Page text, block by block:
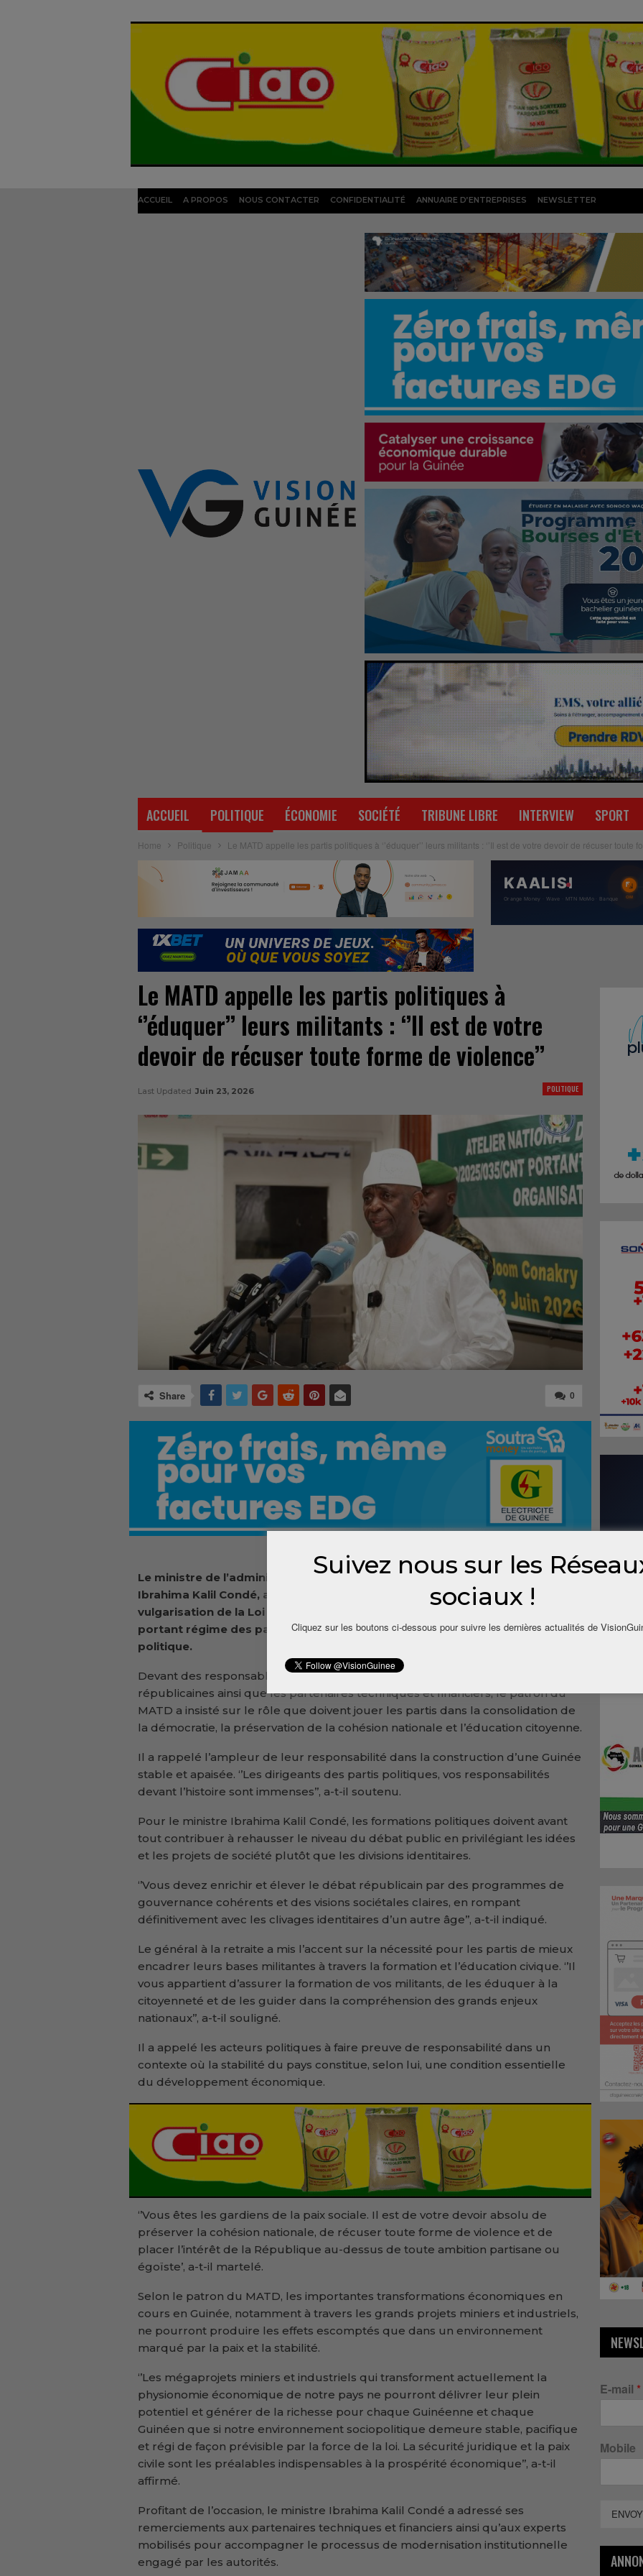
ACCUEIL A PROPOS NOUS CONTACTER CONFIDENTIALITÉ ANNUAIRE D’ENTREPRISES NEWSLETTER
ACCUEIL POLITIQUE ÉCONOMIE SOCIÉTÉ TRIBUNE LIBRE INTERVIEW SPORT
Home Politique Le MATD appelle les partis politiques à ‘’éduquer’’ leurs militants : ‘’Il est de votre devoir de récuser toute
Le MATD appelle les partis politiques à
‘’éduquer’’ leurs militants : ‘’Il est de votre
devoir de récuser toute forme de violence’’
POLITIQUE
Last Updated Juin 23, 2026
0
Share
Le ministre de l’administration du territoire et de la décentralisation,
Ibrahima Kalil Condé, a pris part ce lundi 22 juin à l’atelier national de
vulgarisation de la Loi organique L/2025/035/CNT du 21 novembre 2025
portant régime des partis politiques et autres organisations à caractère
politique.
Devant des responsables de formations politiques, représentants d’institutions
républicaines ainsi que les partenaires techniques et financiers, le patron du
MATD a insisté sur le rôle que doivent jouer les partis dans la consolidation de
la démocratie, la préservation de la cohésion nationale et l’éducation citoyenne.
Il a rappelé l’ampleur de leur responsabilité dans la construction d’une Guinée
stable et apaisée. ‘’Les dirigeants des partis politiques, vos responsabilités
devant l’histoire sont immenses’’, a-t-il soutenu.
Pour le ministre Ibrahima Kalil Condé, les formations politiques doivent avant
tout contribuer à rehausser le niveau du débat public en privilégiant les idées
et les projets de société plutôt que les divisions identitaires.
‘’Vous devez enrichir et élever le débat républicain par des programmes de
gouvernance cohérents et des visions sociétales claires, en rompant
définitivement avec les clivages identitaires d’un autre âge’’, a-t-il indiqué.
Le général à la retraite a mis l’accent sur la nécessité pour les partis de mieux
encadrer leurs bases militantes à travers la formation et l’éducation civique. ‘’Il
vous appartient d’assurer la formation de vos militants, de les éduquer à la
citoyenneté et de les guider dans la compréhension des grands enjeux
nationaux’’, a-t-il souligné.
Il a appelé les acteurs politiques à faire preuve de responsabilité dans un
contexte où la stabilité du pays constitue, selon lui, une condition essentielle
du développement économique.
‘’Vous êtes les gardiens de la paix sociale. Il est de votre devoir absolu de
préserver la cohésion nationale, de récuser toute forme de violence et de
placer l’intérêt de la République au-dessus de toute ambition partisane ou
égoïste’, a-t-il martelé.
Selon le patron du MATD, les importantes transformations économiques en
cours en Guinée, notamment à travers les grands projets miniers et industriels,
ne pourront produire les effets escomptés que dans un environnement
marqué par la paix et la stabilité.
‘’Les mégaprojets miniers et industriels qui transforment actuellement la
physionomie économique de notre pays ne pourront délivrer leur plein
potentiel et générer de la richesse pour chaque Guinéenne et chaque
Guinéen que si notre environnement sociopolitique demeure stable, pacifique
et régi de façon prévisible par la force de la loi. La sécurité juridique et la paix
civile sont les préalables indispensables à la prospérité économique’’, a-t-il
affirmé.
Profitant de l’occasion, le ministre Ibrahima Kalil Condé a adressé ses
remerciements aux partenaires techniques et financiers ainsi qu’aux experts
mobilisés pour accompagner le processus de modernisation institutionnelle
engagé par les autorités.
E-mail *
Mobile
Suivez nous sur les
sociaux !
Cliquez sur les boutons ci-dessous pour suivre les dernières actualités de